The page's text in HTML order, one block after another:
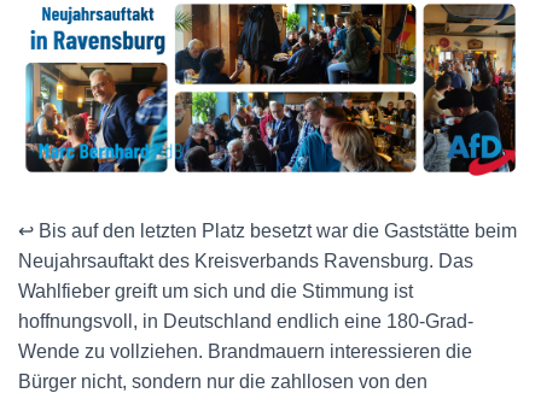
↩️ Bis auf den letzten Platz besetzt war die Gaststätte beim
Neujahrsauftakt des Kreisverbands Ravensburg. Das
Wahlfieber greift um sich und die Stimmung ist
hoffnungsvoll, in Deutschland endlich eine 180-Grad-
Wende zu vollziehen. Brandmauern interessieren die
Bürger nicht, sondern nur die zahllosen von den